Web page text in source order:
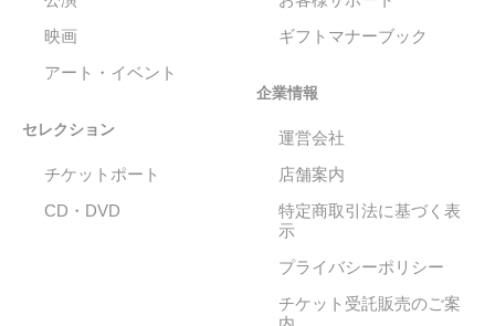
映画
アート・イベント
セレクション
チケットポート
CD・DVD
ギフトマナーブック
企業情報
運営会社
店舗案内
特定商取引法に基づく表
示
プライバシーポリシー
チケット受託販売のご案